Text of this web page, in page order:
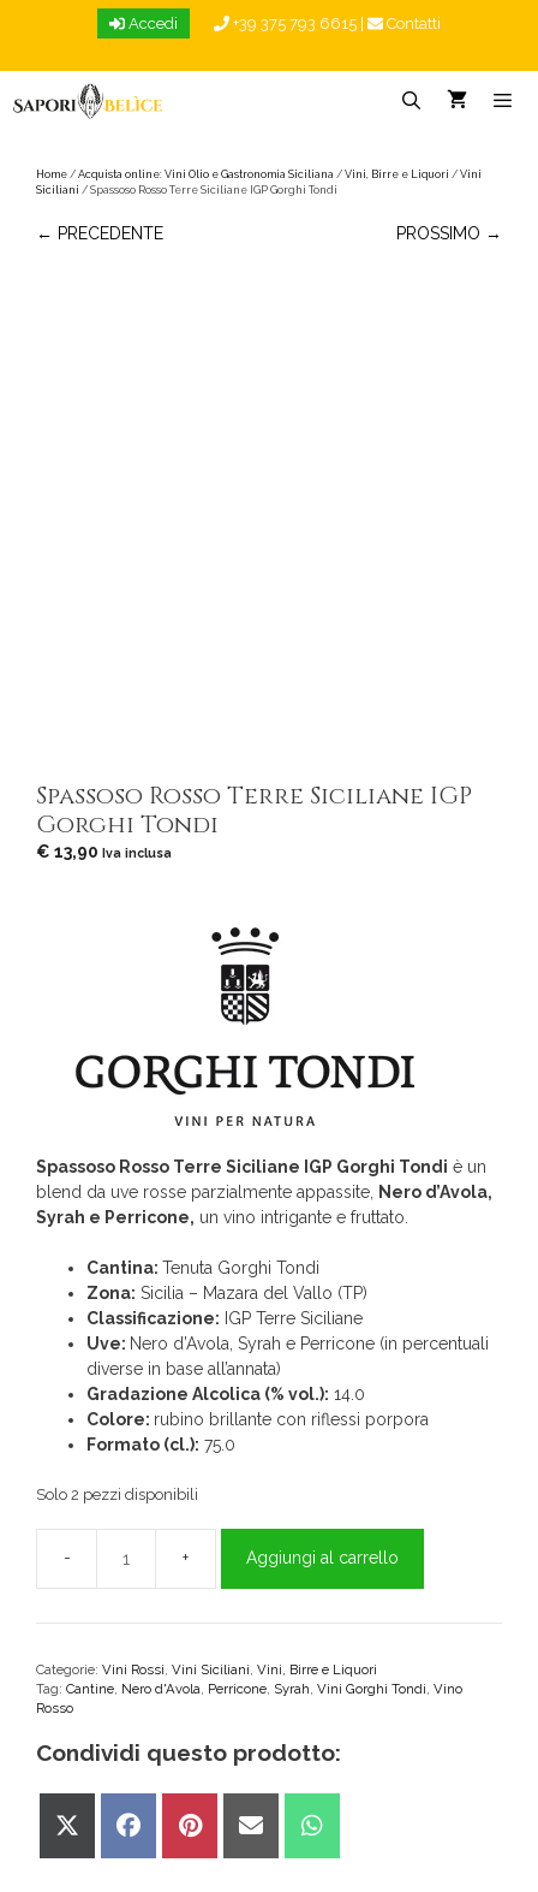
Accedi +39 375 793 6615 Contatti
Home / Acquista online: Vini Olio e Gastronomia Siciliana / Vini, Birre e Liquori / Vini
Siciliani / Spassoso Rosso Terre Siciliane IGP Gorghi Tondi
← PRECEDENTE PROSSIMO →
Spassoso Rosso Terre Siciliane IGP
Gorghi Tondi
€ 13,90 Iva inclusa
Spassoso Rosso Terre Siciliane IGP Gorghi Tondi è un
blend da uve rosse parzialmente appassite, Nero d’Avola,
Syrah e Perricone, un vino intrigante e fruttato.
Cantina: Tenuta Gorghi Tondi
Zona: Sicilia – Mazara del Vallo (TP)
Classificazione: IGP Terre Siciliane
Uve: Nero d’Avola, Syrah e Perricone (in percentuali
diverse in base all’annata)
Gradazione Alcolica (% vol.): 14.0
Colore: rubino brillante con riflessi porpora
Formato (cl.): 75.0
Solo 2 pezzi disponibili
Spassoso
Rosso
Terre
IGP
Gorghi
quantità
Aggiungi al carrello
Categorie: Vini Rossi, Vini Siciliani, Vini, Birre e Liquori
Tag: Cantine, Nero d'Avola, Perricone, Syrah, Vini Gorghi Tondi, Vino
Rosso
Condividi questo prodotto:
Share
Share
Share
Share
Share